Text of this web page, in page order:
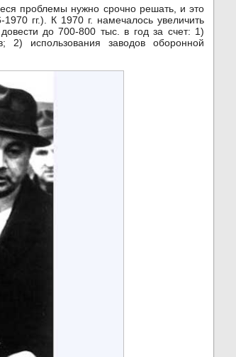
проблемы нужно срочно решать, и это
гг.). К 1970 г. намечалось увеличить
до 700-800 тыс. в год за счет: 1)
2) использования заводов оборонной